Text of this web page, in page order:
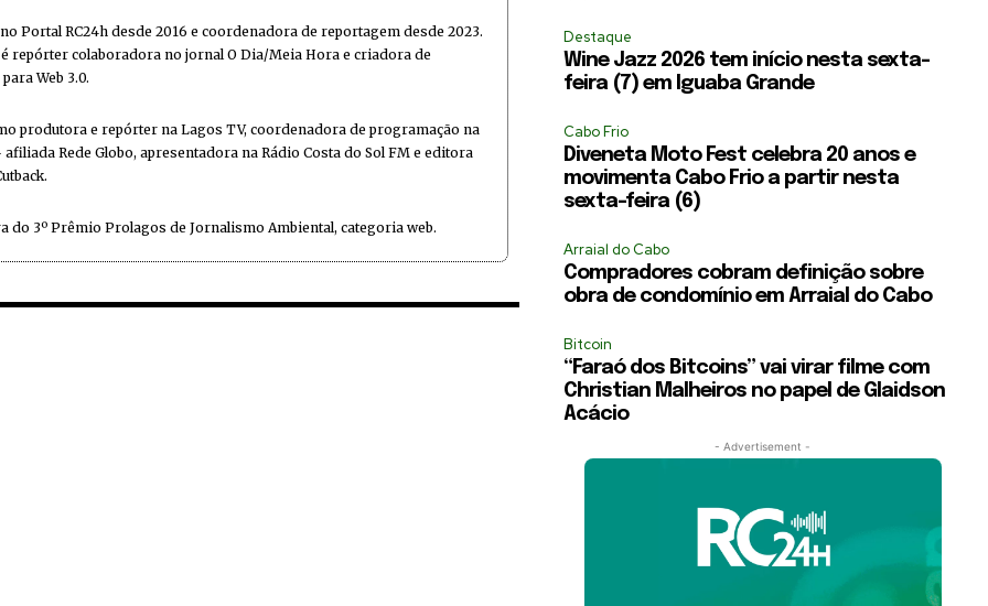
Portal RC24h desde 2016 e coordenadora de reportagem desde 2023.
repórter colaboradora no jornal O Dia/Meia Hora e criadora de
Web 3.0.
produtora e repórter na Lagos TV, coordenadora de programação na
Rede Globo, apresentadora na Rádio Costa do Sol FM e editora
do 3º Prêmio Prolagos de Jornalismo Ambiental, categoria web.
Destaque
Wine Jazz 2026 tem início nesta sexta-
feira (7) em Iguaba Grande
Cabo Frio
Diveneta Moto Fest celebra 20 anos e
movimenta Cabo Frio a partir nesta
sexta-feira (6)
Arraial do Cabo
Compradores cobram definição sobre
obra de condomínio em Arraial do Cabo
Bitcoin
“Faraó dos Bitcoins” vai virar filme com
Christian Malheiros no papel de Glaidson
Acácio
- Advertisement -